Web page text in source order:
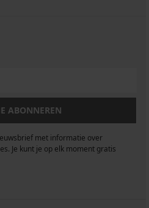
ABONNEREN
met informatie over
Je kunt je op elk moment gratis